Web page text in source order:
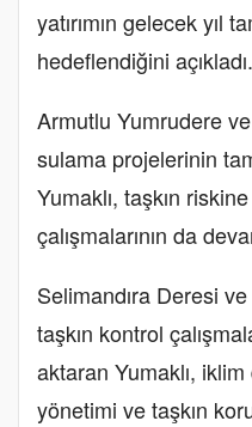
yatırımın gelecek yıl
hedeflendiğini açıkladı.
Armutlu Yumrudere
sulama projelerinin
Yumaklı, taşkın
çalışmalarının da
Selimandıra Deresi
taşkın kontrol
aktaran Yumaklı,
yönetimi ve taşkın